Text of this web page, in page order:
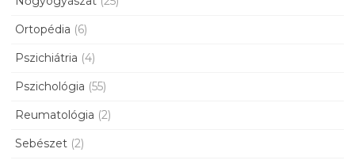
Ortopédia (6)
Pszichiátria (4)
Pszichológia (55)
Reumatológia (2)
Sebészet (2)